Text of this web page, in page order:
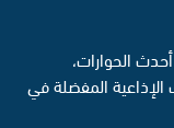
الحوارات،
المفضلة في